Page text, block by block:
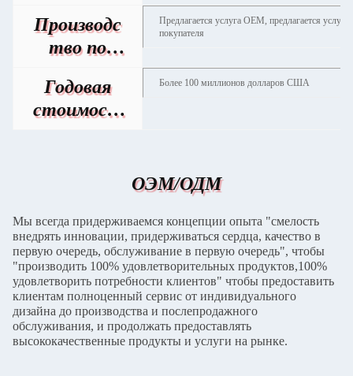
твенных
линий
Производс
тво по
Предлагается услуга OEM, предлагается услуга
покупателя
Годовая
стоимост
Более 100 миллионов долларов США
ОЭМ/ОДМ
Мы всегда придерживаемся концепции опыта "смелость
внедрять инновации, придерживаться сердца, качество в
первую очередь, обслуживание в первую очередь", чтобы
"производить 100% удовлетворительных продуктов,100%
удовлетворить потребности клиентов" чтобы предоставить
клиентам полноценный сервис от индивидуального
дизайна до производства и послепродажного
обслуживания, и продолжать предоставлять
высококачественные продукты и услуги на рынке.